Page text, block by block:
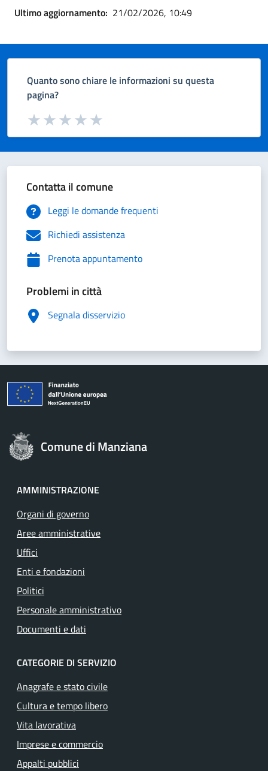
Ultimo aggiornamento: 21/02/2026, 10:49
Quanto sono chiare le informazioni su questa
pagina?
Valuta da 1 a 5 stelle la pagina
Valuta 5 stelle su 5
Valuta 4 stelle su 5
Valuta 3 stelle su 5
Valuta 2 stelle su 5
Valuta 1 stelle su 5
Contatta il comune
Leggi le domande frequenti
Richiedi assistenza
Prenota appuntamento
Problemi in città
Segnala disservizio
Comune di Manziana
AMMINISTRAZIONE
Organi di governo
Aree amministrative
Uffici
Enti e fondazioni
Politici
Personale amministrativo
Documenti e dati
CATEGORIE DI SERVIZIO
Anagrafe e stato civile
Cultura e tempo libero
Vita lavorativa
Imprese e commercio
Appalti pubblici